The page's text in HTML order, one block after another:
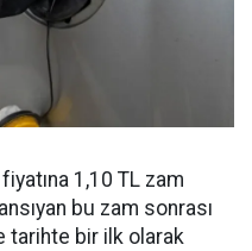
1,10 TL zam
bu zam sonrası
tarihte bir ilk olarak